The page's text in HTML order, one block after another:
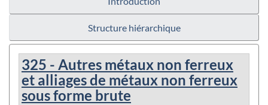
Structure hiérarchique
325 - Autres métaux non ferreux
et alliages de métaux non ferreux
sous forme brute